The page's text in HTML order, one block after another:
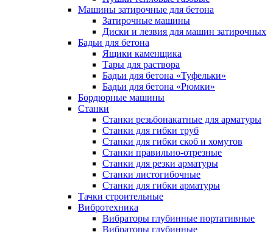
Машины затирочные для бетона
Затирочные машины
Диски и лезвия для машин затирочных
Бадьи для бетона
Ящики каменщика
Тары для раствора
Бадьи для бетона «Туфельки»
Бадьи для бетона «Рюмки»
Бордюрные машины
Станки
Станки резьбонакатные для арматуры
Станки для гибки труб
Станки для гибки скоб и хомутов
Станки правильно-отрезные
Станки для резки арматуры
Станки листогибочные
Станки для гибки арматуры
Тачки строительные
Вибротехника
Вибраторы глубинные портативные
Вибраторы глубинные